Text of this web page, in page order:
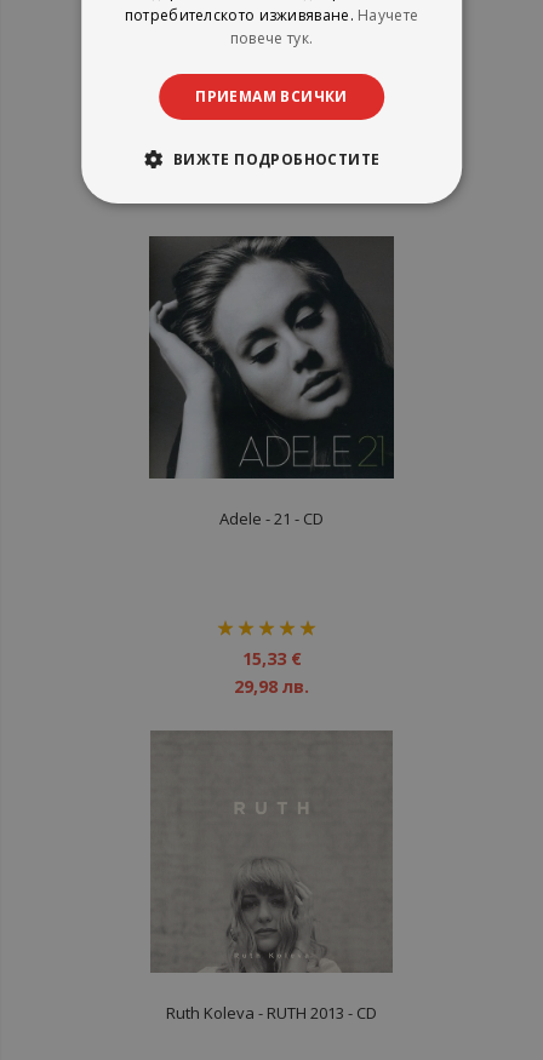
One Direction - Take Me Home -
CD
рейтинг:
1%
10,22 €
Adele - 21 - CD
рейтинг:
100%15,33 €
29,98 лв.
Ruth Koleva - RUTH 2013 - CD
потребителското изживяване. Научете
повече тук.
ПРИЕМАМ ВСИЧКИ
ВИЖТЕ ПОДРОБНОСТИТЕ